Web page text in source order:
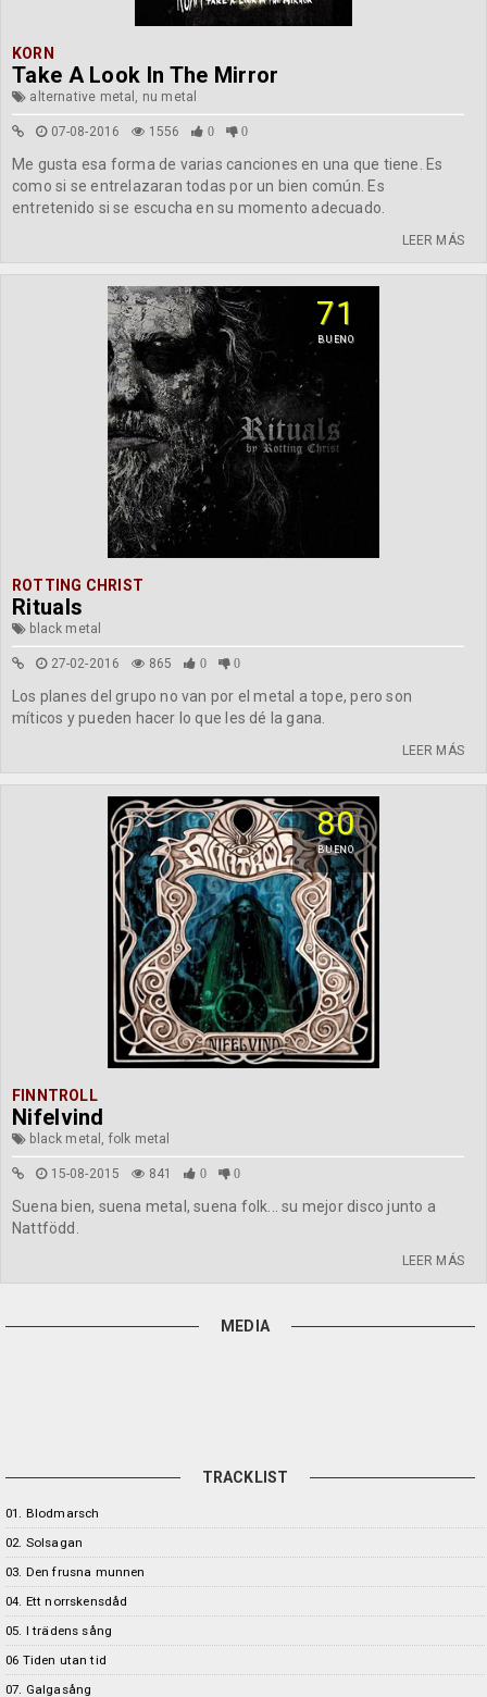
KORN
Take A Look In The Mirror
alternative metal, nu metal
07-08-2016 1556 0 0
Me gusta esa forma de varias canciones en una que tiene. Es
como si se entrelazaran todas por un bien común. Es
entretenido si se escucha en su momento adecuado.
LEER MÁS
71
BUENO
ROTTING CHRIST
Rituals
black metal
27-02-2016 865 0 0
Los planes del grupo no van por el metal a tope, pero son
míticos y pueden hacer lo que les dé la gana.
LEER MÁS
80
BUENO
FINNTROLL
Nifelvind
black metal, folk metal
15-08-2015 841 0 0
Suena bien, suena metal, suena folk... su mejor disco junto a
Nattfödd.
LEER MÁS
MEDIA
TRACKLIST
01. Blodmarsch
02. Solsagan
03. Den frusna munnen
04. Ett norrskensdåd
05. I trädens sång
06 Tiden utan tid
07. Galgasång